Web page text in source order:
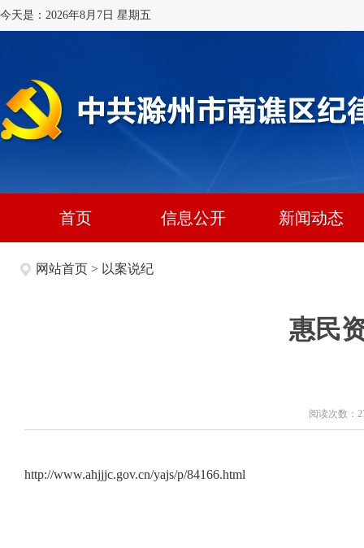
今天是：2026年8月7日 星期五
首页 信息公开 新闻动态
网站首页 > 以案说纪
惠民
阅读次数：
http://www.ahjjjc.gov.cn/yajs/p/84166.html